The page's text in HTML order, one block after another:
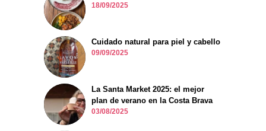
18/09/2025
Cuidado natural para piel y cabello
09/09/2025
La Santa Market 2025: el mejor
plan de verano en la Costa Brava
03/08/2025